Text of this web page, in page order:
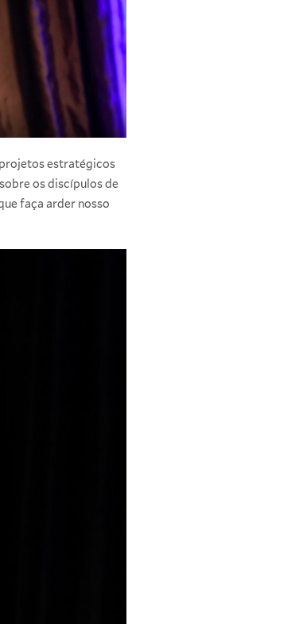
estratégicos
os discípulos de
faça arder nosso